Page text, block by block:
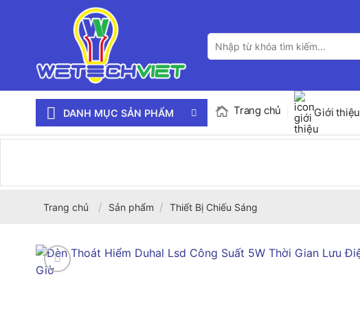
Tìm
kiếm:
DANH MỤC SẢN PHẨM Trang chủ Giới thiệu
Trang chủ / Sản phẩm / Thiết Bị Chiếu Sáng